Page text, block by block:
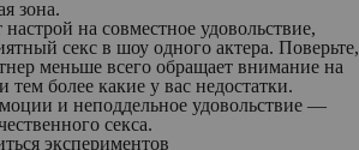
зона.
на совместное удовольствие,
секс в шоу одного актера. Поверьте,
меньше всего обращает внимание на
тем более какие у вас недостатки.
и неподдельное удовольствие —
секса.
экспериментов